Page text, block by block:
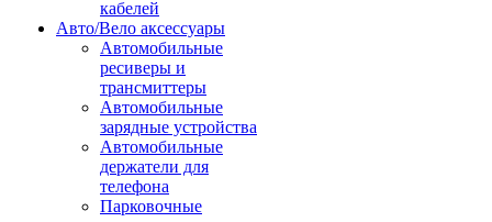
кабелей
Авто/Вело аксессуары
Автомобильные
ресиверы и
трансмиттеры
Автомобильные
зарядные устройства
Автомобильные
держатели для
телефона
Парковочные